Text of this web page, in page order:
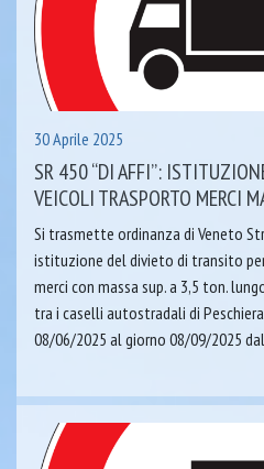
30 Aprile 2025
SR 450 “DI AFFI”:
VEICOLI TRASPORTO MERCI
Si trasmette ordinanza di Veneto
istituzione del divieto di transito
merci con massa sup. a 3,5 ton. lungo
tra i caselli autostradali di
08/06/2025 al giorno 08/09/2025